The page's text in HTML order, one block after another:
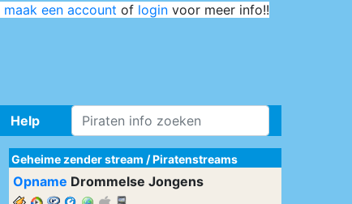
maak een account of login voor meer info!!
Help
Geheime zender stream /Piratenstreams
Opname Drommelse Jongens